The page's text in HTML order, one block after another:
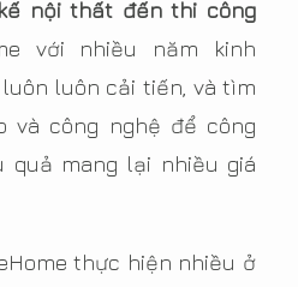
nội thất đến thi công
với nhiều năm kinh
luôn cải tiến, và tìm
và công nghệ để công
quả mang lại nhiều giá
thực hiện nhiều ở